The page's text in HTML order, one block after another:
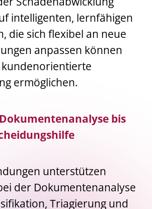
intelligenten, lernfähigen
die sich flexibel an neue
anpassen können
ermöglichen.
bis
unterstützen
der Dokumentenanalyse
Triagierung und